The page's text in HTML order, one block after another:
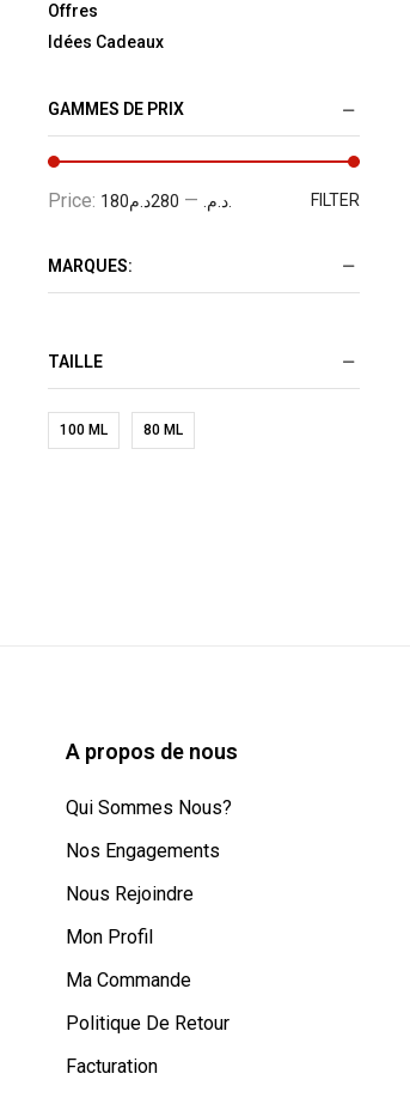
Offres
Idées Cadeaux
GAMMES DE PRIX
FILTER
Price: 180د.م. —
MARQUES:
TAILLE
100 ML 80 ML
A propos de nous
Qui Sommes Nous?
Nos Engagements
Nous Rejoindre
Mon Profil
Ma Commande
Politique De Retour
Facturation